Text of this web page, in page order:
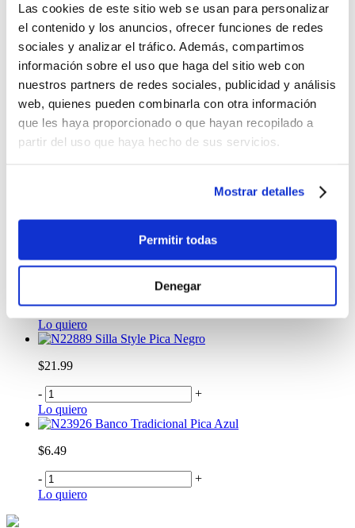
Las cookies de este sitio web se usan para personalizar
el contenido y los anuncios, ofrecer funciones de redes
sociales y analizar el tráfico. Además, compartimos
información sobre el uso que haga del sitio web con
nuestros partners de redes sociales, publicidad y análisis
web, quienes pueden combinarla con otra información
que les haya proporcionado o que hayan recopilado a
partir del uso que haya hecho de sus servicios.
Mostrar detalles
Permitir todas
Denegar
$28.99
-
+
Lo quiero
Silla Art Florencia Turquesa
$14.49
-
+
-
+
-
+
Lo quiero
Silla Style Pica Negro
$21.99
-
+
Lo quiero
Banco Tradicional Pica Azul
$6.49
-
+
Lo quiero